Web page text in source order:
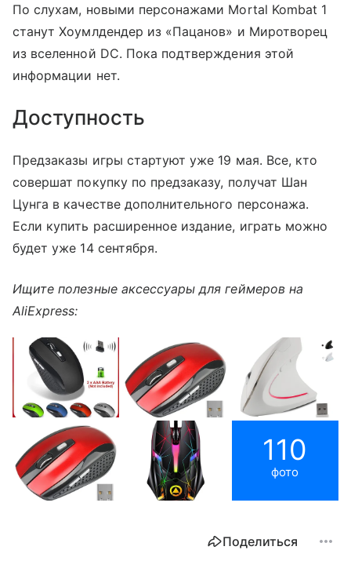
По слухам, новыми персонажами Mortal Kombat 1
станут Хоумлдендер из «Пацанов» и Миротворец
из вселенной DC. Пока подтверждения этой
информации нет.
Доступность
Предзаказы игры стартуют уже 19 мая. Все, кто
совершат покупку по предзаказу, получат Шан
Цунга в качестве дополнительного персонажа.
Если купить расширенное издание, играть можно
будет уже 14 сентября.
Ищите полезные аксессуары для геймеров на
AliExpress:
110
фото
Поделиться